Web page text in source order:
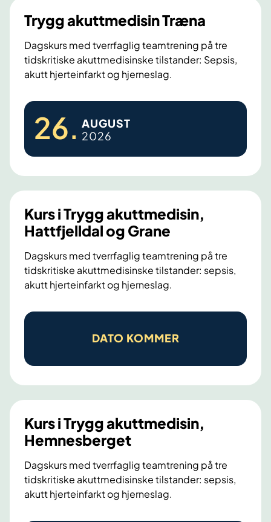
Trygg akuttmedisin Træna
Dagskurs med tverrfaglig teamtrening på tre
tidskritiske akuttmedisinske tilstander: Sepsis,
akutt hjerteinfarkt og hjerneslag.
T
g
g
a
k
u
t
t
m
e
i
i
T
r
æ
n
26. AUGUST
2026
Kurs i Trygg akuttmedisin,
Hattfjelldal og Grane
Dagskurs med tverrfaglig teamtrening på tre
tidskritiske akuttmedisinske tilstander: sepsis,
akutt hjerteinfarkt og hjerneslag.
K
s
i
T
r
y
g
g
a
k
DATO KOMMER
Kurs i Trygg akuttmedisin,
Hemnesberget
Dagskurs med tverrfaglig teamtrening på tre
tidskritiske akuttmedisinske tilstander: sepsis,
akutt hjerteinfarkt og hjerneslag.